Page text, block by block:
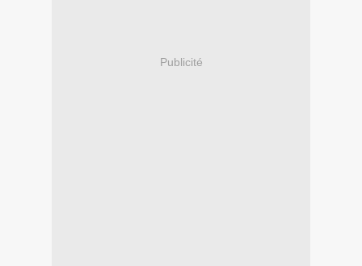
Publicité